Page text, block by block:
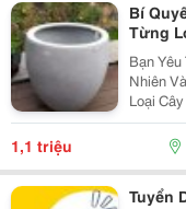
Bí
Từng
Bạn
Nhiên
Loại
Vai Trò
Cây
Nên Vẻ...
1,1 triệu
Tuyển